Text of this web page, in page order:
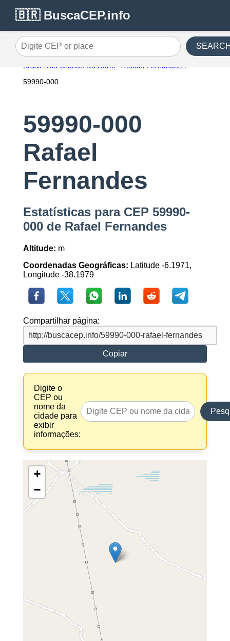
🇧🇷 BuscaCEP.info
Digite CEP or place
Brasil Rio Grande Do Norte
Rafael Fernandes
59990-000
59990-000
Rafael
Fernandes
Estatísticas para CEP 59990-
000 de Rafael Fernandes
Altitude: m
Coordenadas Geográficas: Latitude -6.1971,
Longitude -38.1979
Compartilhar página:
Copiar
Digite o
CEP ou
nome da
cidade para
exibir
informações:
+
−